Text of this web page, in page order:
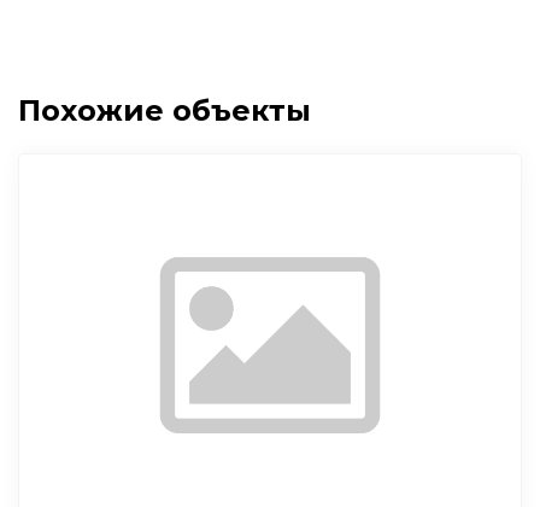
Похожие объекты